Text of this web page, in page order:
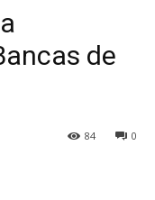
de
0
84